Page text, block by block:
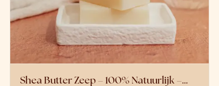
Shea Butter Zeep – 100% Natuurlijk –…